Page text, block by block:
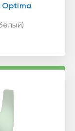
Optima